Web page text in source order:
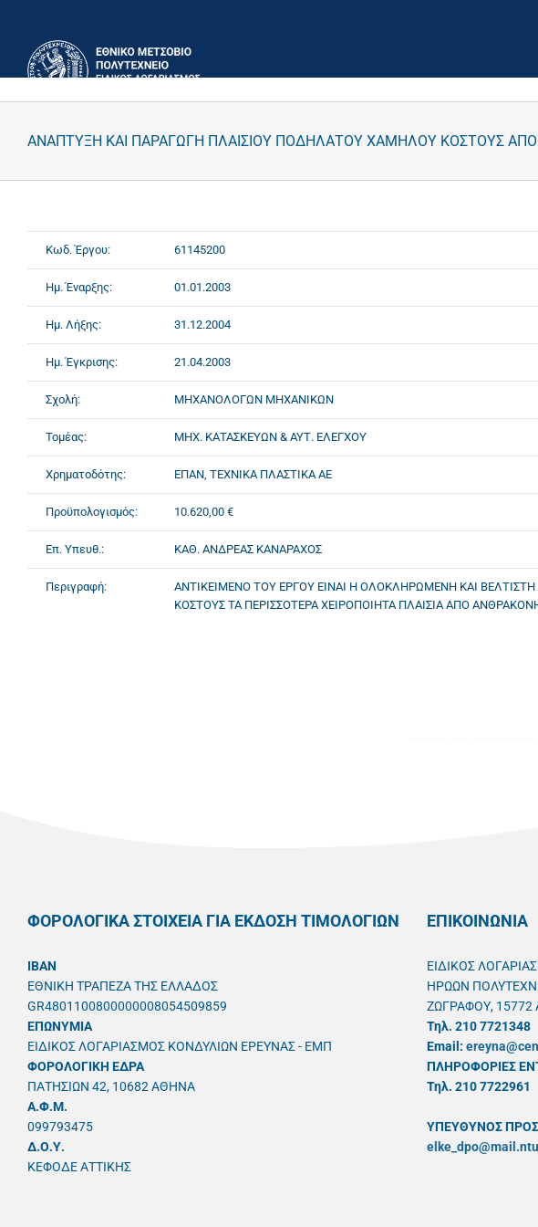
περιεχόμενο
ΑΝΑΠΤΥΞΗ ΚΑΙ ΠΑΡΑΓΩΓΗ ΠΛΑΙΣΙΟΥ ΠΟΔΗΛΑΤΟΥ ΧΑΜΗΛΟΥ ΚΟΣΤΟΥΣ ΑΠΟ
Κωδ. Έργου: 61145200
Ημ. Έναρξης: 01.01.2003
Ημ. Λήξης: 31.12.2004
Ημ. Έγκρισης: 21.04.2003
Σχολή: ΜΗΧΑΝΟΛΟΓΩΝ ΜΗΧΑΝΙΚΩΝ
Τομέας: ΜΗΧ. ΚΑΤΑΣΚΕΥΩΝ & ΑΥΤ. ΕΛΕΓΧΟΥ
Χρηματοδότης: ΕΠΑΝ, ΤΕΧΝΙΚΑ ΠΛΑΣΤΙΚΑ ΑΕ
Προϋπολογισμός: 10.620,00 €
Επ. Υπευθ.: ΚΑΘ. ΑΝΔΡΕΑΣ ΚΑΝΑΡΑΧΟΣ
Περιγραφή:
ΑΝΤΙΚΕΙΜΕΝΟ ΤΟΥ ΕΡΓΟΥ ΕΙΝΑΙ Η ΟΛΟΚΛΗΡΩΜΕΝΗ ΚΑΙ
ΚΟΣΤΟΥΣ ΤΑ ΠΕΡΙΣΣΟΤΕΡΑ ΧΕΙΡΟΠΟΙΗΤΑ ΠΛΑΙΣΙΑ ΑΠΟ
ΦΟΡΟΛΟΓΙΚΑ ΣΤΟΙΧΕΙΑ ΓΙΑ ΕΚΔΟΣΗ ΤΙΜΟΛΟΓΙΩΝ
IBAN
ΕΘΝΙΚΗ ΤΡΑΠΕΖΑ ΤΗΣ ΕΛΛΑΔΟΣ
GR4801100800000008054509859
ΕΠΩΝΥΜΙΑ
ΕΙΔΙΚΟΣ ΛΟΓΑΡΙΑΣΜΟΣ ΚΟΝΔΥΛΙΩΝ ΕΡΕΥΝΑΣ - ΕΜΠ
ΦΟΡΟΛΟΓΙΚΗ ΕΔΡΑ
ΠΑΤΗΣΙΩΝ 42, 10682 ΑΘΗΝΑ
A.Φ.Μ.
099793475
Δ.Ο.Υ.
ΚΕΦΟΔΕ ΑΤΤΙΚΗΣ
ΕΠΙΚΟΙΝΩΝΙΑ
ΕΙΔΙΚΟΣ
ΗΡΩΩΝ
ΖΩΓΡΑΦΟΥ,
Τηλ. 210 7721348
Email:
ΠΛΗΡΟΦΟΡΙΕΣ
Τηλ. 210 7722961
ΥΠΕΥΘYΝΟΣ